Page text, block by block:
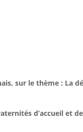
sur le thème : La
d’accueil et